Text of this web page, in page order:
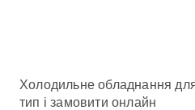
Холодильне обладнання
тип і замовити онлайн